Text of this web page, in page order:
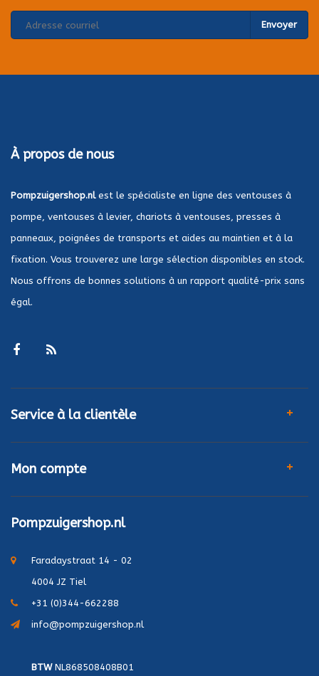
Envoyer
À propos de nous
Pompzuigershop.nlest le spécialiste en ligne des ventouses à
pompe, ventouses à levier, chariots à ventouses, presses à
panneaux, poignées de transports et aides au maintien et à la
fixation. Vous trouverez une large sélection disponibles en stock.
Nous offrons de bonnes solutions à un rapport qualité-prix sans
égal.
Service à la clientèle
Mon compte
Pompzuigershop.nl
Faradaystraat 14 - 02
4004 JZ Tiel
+31 (0)344-662288
info@pompzuigershop.nl
BTWNL868508408B01